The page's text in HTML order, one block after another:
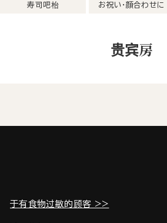
寿司吧枱 お祝い・顔合わせに
贵宾房
于有食物过敏的顾客 >>